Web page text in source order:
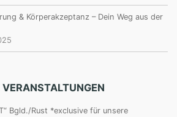
& Körperakzeptanz – Dein Weg aus der
Bgld./Rust *exclusive für unsere